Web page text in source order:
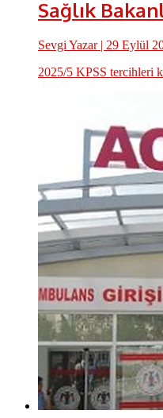
Sağlık
Sevgi Yazar| 29 Eylül
2025/5 KPSS tercihleri